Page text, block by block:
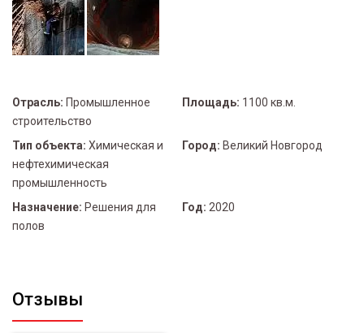
Отрасль: Промышленное
строительство
Площадь: 1100 кв.м.
Тип объекта: Химическая и
нефтехимическая
промышленность
Город: Великий Новгород
Назначение: Решения для
полов
Год: 2020
Отзывы